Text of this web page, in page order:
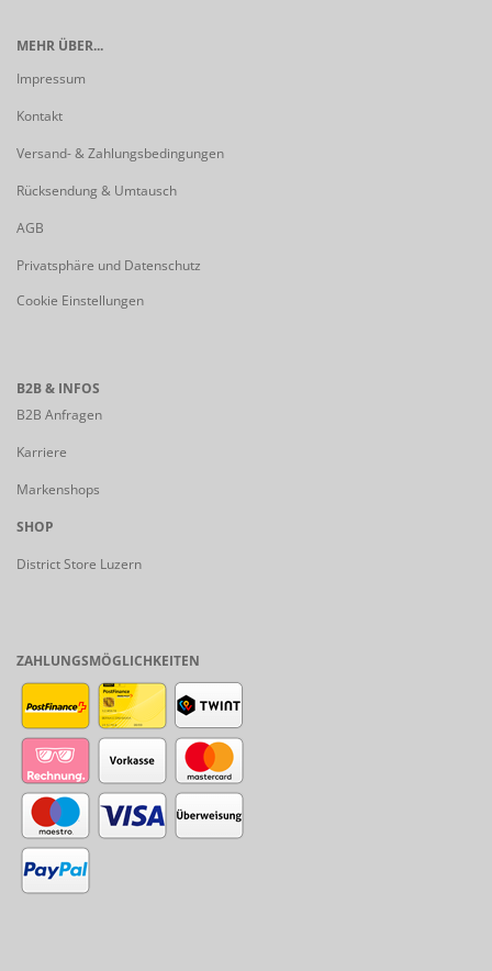
MEHR ÜBER...
Impressum
Kontakt
Versand- & Zahlungsbedingungen
Rücksendung & Umtausch
AGB
Privatsphäre und Datenschutz
Cookie Einstellungen
B2B & INFOS
B2B Anfragen
Karriere
Markenshops
SHOP
District Store Luzern
ZAHLUNGSMÖGLICHKEITEN